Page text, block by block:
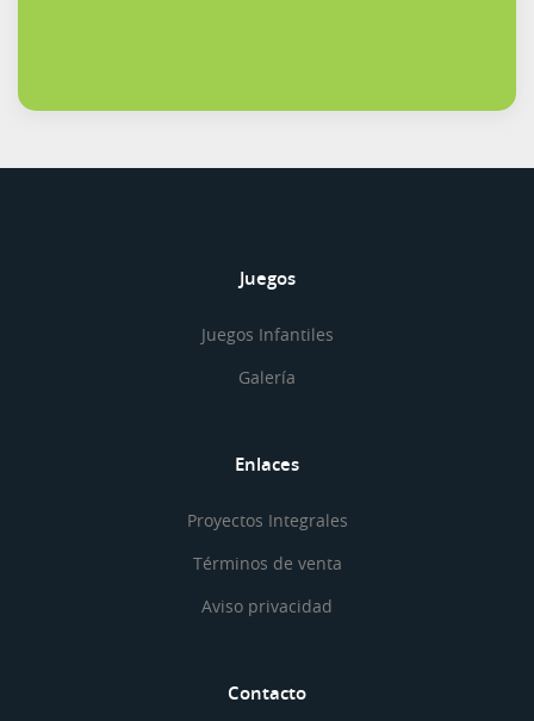
Juegos
Juegos Infantiles
Galería
Enlaces
Proyectos Integrales
Términos de venta
Aviso privacidad
Contacto